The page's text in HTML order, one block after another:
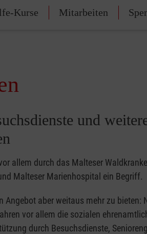
Kurse Mitarbeiten
und
allem durch das Malteser
Malteser Marienhospital ein Begriff.
aber weitaus mehr zu bieten:
vor allem die sozialen
durch Besuchsdienste,